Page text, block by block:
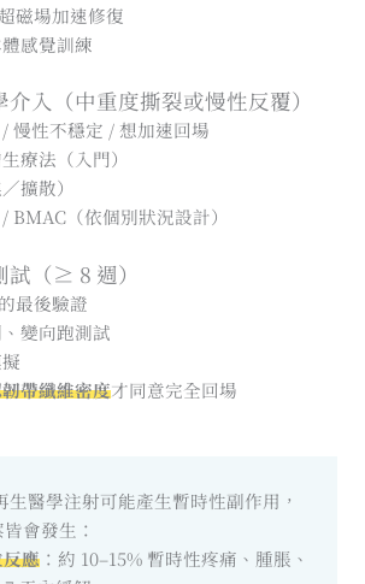
磁場加速修復
感覺訓練
入（中重度撕裂或慢性反覆）
慢性不穩定 / 想加速回場
療法（入門）
擴散）
（依個別狀況設計）
（≥ 8 週）
最後驗證
變向跑測試
帶纖維密度才同意完全回場
生醫學注射可能產生暫時性副作用，
會發生：
應：約 10–15% 暫時性疼痛、腫脹、